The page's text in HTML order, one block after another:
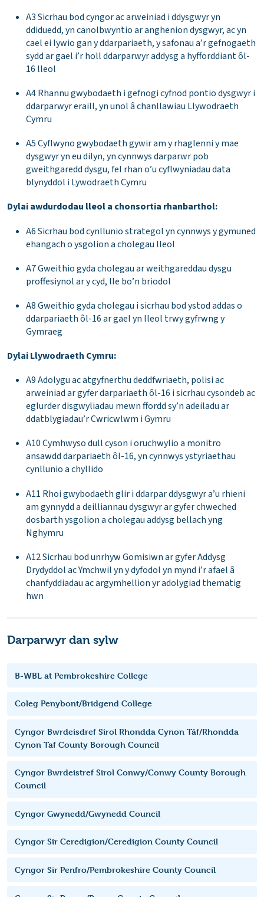
A3 Sicrhau bod cyngor ac arweiniad i ddysgwyr yn
ddiduedd, yn canolbwyntio ar anghenion dysgwyr, ac yn
cael ei lywio gan y ddarpariaeth, y safonau a’r gefnogaeth
sydd ar gael i’r holl ddarparwyr addysg a hyfforddiant ôl-
16 lleol
A4 Rhannu gwybodaeth i gefnogi cyfnod pontio dysgwyr i
ddarparwyr eraill, yn unol â chanllawiau Llywodraeth
Cymru
A5 Cyflwyno gwybodaeth gywir am y rhaglenni y mae
dysgwyr yn eu dilyn, yn cynnwys darparwr pob
gweithgaredd dysgu, fel rhan o’u cyflwyniadau data
blynyddol i Lywodraeth Cymru
Dylai awdurdodau lleol a chonsortia rhanbarthol:
A6 Sicrhau bod cynllunio strategol yn cynnwys y gymuned
ehangach o ysgolion a cholegau lleol
A7 Gweithio gyda cholegau ar weithgareddau dysgu
proffesiynol ar y cyd, lle bo’n briodol
A8 Gweithio gyda cholegau i sicrhau bod ystod addas o
ddarpariaeth ôl-16 ar gael yn lleol trwy gyfrwng y
Gymraeg
Dylai Llywodraeth Cymru:
A9 Adolygu ac atgyfnerthu deddfwriaeth, polisi ac
arweiniad ar gyfer darpariaeth ôl-16 i sicrhau cysondeb ac
eglurder disgwyliadau mewn ffordd sy’n adeiladu ar
ddatblygiadau’r Cwricwlwm i Gymru
A10 Cymhwyso dull cyson i oruchwylio a monitro
ansawdd darpariaeth ôl-16, yn cynnwys ystyriaethau
cynllunio a chyllido
A11 Rhoi gwybodaeth glir i ddarpar ddysgwyr a’u rhieni
am gynnydd a deilliannau dysgwyr ar gyfer chweched
dosbarth ysgolion a cholegau addysg bellach yng
Nghymru
A12 Sicrhau bod unrhyw Gomisiwn ar gyfer Addysg
Drydyddol ac Ymchwil yn y dyfodol yn mynd i’r afael â
chanfyddiadau ac argymhellion yr adolygiad thematig
hwn
Darparwyr dan sylw
B-WBL at Pembrokeshire College
Coleg Penybont/Bridgend College
Cyngor Bwrdeisdref Sirol Rhondda Cynon Tâf/Rhondda
Cynon Taf County Borough Council
Cyngor Bwrdeistref Sirol Conwy/Conwy County Borough
Council
Cyngor Gwynedd/Gwynedd Council
Cyngor Sir Ceredigion/Ceredigion County Council
Cyngor Sir Penfro/Pembrokeshire County Council